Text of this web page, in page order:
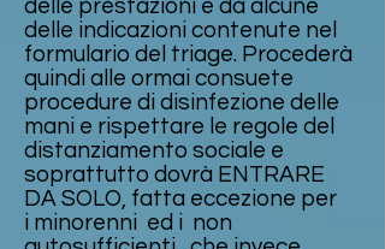
delle prestazioni e da alcune
delle indicazioni contenute nel
formulario del triage. Procederà
quindi alle ormai consuete
procedure di disinfezione delle
mani e rispettare le regole del
distanziamento sociale e
soprattutto dovrà ENTRARE
DA SOLO, fatta eccezione per
i minorenni ed i non